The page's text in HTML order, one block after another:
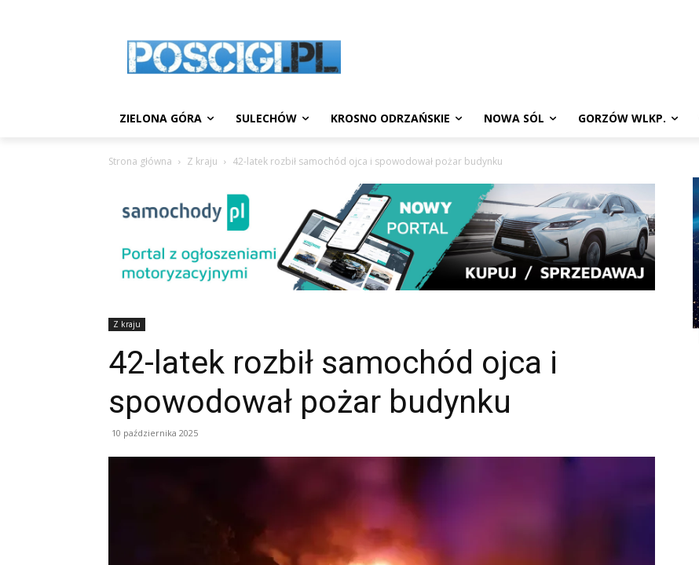
ZIELONA GÓRA SULECHÓW KROSNO ODRZAŃSKIE NOWA SÓL GORZÓW WLKP.
Strona główna Z kraju 42-latek rozbił samochód ojca i spowodował pożar budynku
Z kraju
42-latek rozbił samochód ojca i
spowodował pożar budynku
10 października 2025